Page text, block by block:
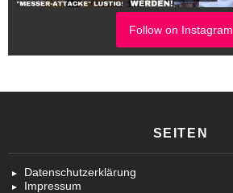
Follow on Instagram
SEITEN
Datenschutzerklärung
Impressum